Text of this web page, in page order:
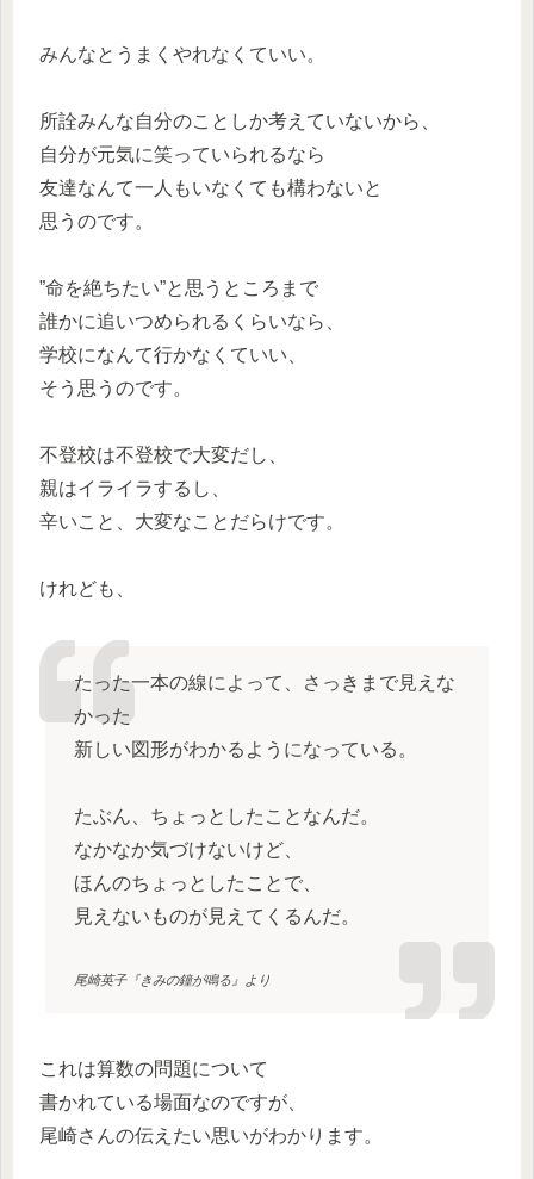
みんなとうまくやれなくていい。
所詮みんな自分のことしか考えていないから、
自分が元気に笑っていられるなら
友達なんて一人もいなくても構わないと
思うのです。
”命を絶ちたい”と思うところまで
誰かに追いつめられるくらいなら、
学校になんて行かなくていい、
そう思うのです。
不登校は不登校で大変だし、
親はイライラするし、
辛いこと、大変なことだらけです。
けれども、
たった一本の線によって、さっきまで見えな
かった
新しい図形がわかるようになっている。
たぶん、ちょっとしたことなんだ。
なかなか気づけないけど、
ほんのちょっとしたことで、
見えないものが見えてくるんだ。
尾崎英子『きみの鐘が鳴る』より
これは算数の問題について
書かれている場面なのですが、
尾崎さんの伝えたい思いがわかります。